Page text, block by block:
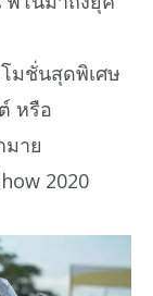
มชั่นสุดพิเศษ
หรือ
าย
2020